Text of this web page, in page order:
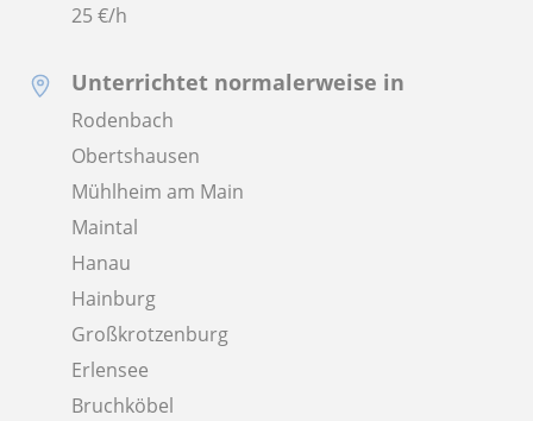
25€/h
Unterrichtet normalerweise in
Rodenbach
Obertshausen
Mühlheim am Main
Maintal
Hanau
Hainburg
Großkrotzenburg
Erlensee
Bruchköbel